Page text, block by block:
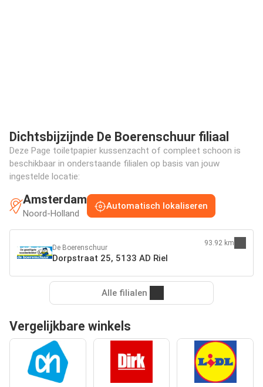
Dichtsbijzijnde De Boerenschuur filiaal
Deze Page toiletpapier kussenzacht of compleet schoon is
beschikbaar in onderstaande filialen op basis van jouw
ingestelde locatie:
Amsterdam
Noord-Holland
Automatisch lokaliseren
De Boerenschuur
Dorpstraat 25, 5133 AD Riel
93.92 km
Alle filialen
Vergelijkbare winkels